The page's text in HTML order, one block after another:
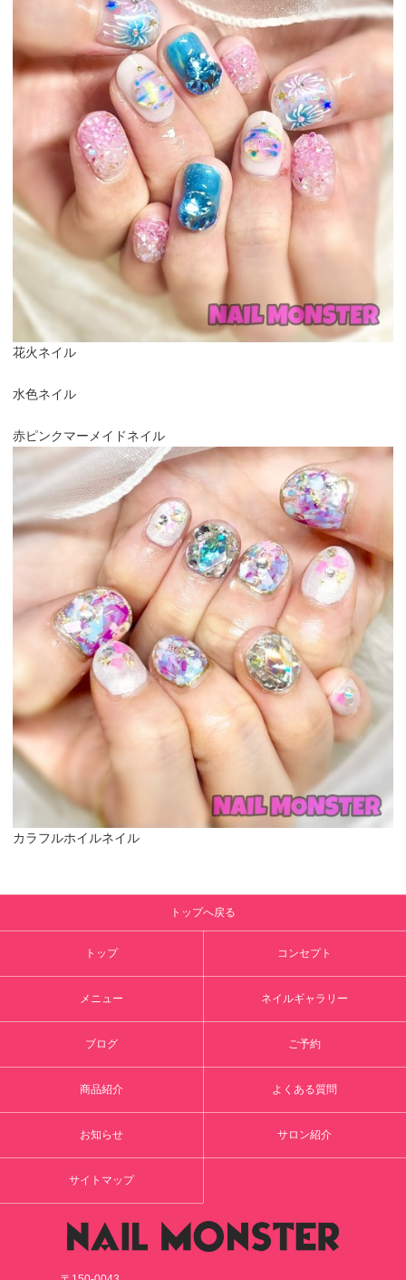
花火ネイル
水色ネイル
赤ピンクマーメイドネイル
カラフルホイルネイル
トップへ戻る
トップ コンセプト
メニュー ネイルギャラリー
ブログ ご予約
商品紹介 よくある質問
お知らせ サロン紹介
サイトマップ